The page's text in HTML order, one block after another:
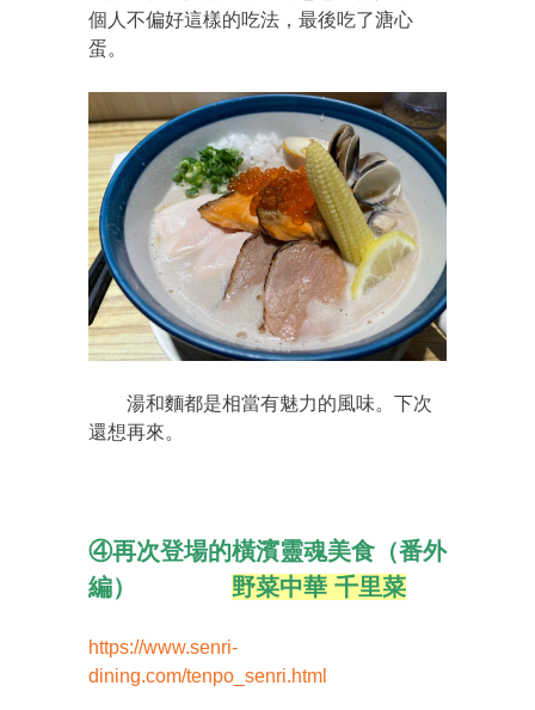
個人不偏好這樣的吃法，最後吃了溏心
蛋。
湯和麵都是相當有魅力的風味。下次
還想再來。
④再次登場的橫濱靈魂美食（番外
編） 野菜中華 千里菜
https://www.senri-
dining.com/tenpo_senri.html